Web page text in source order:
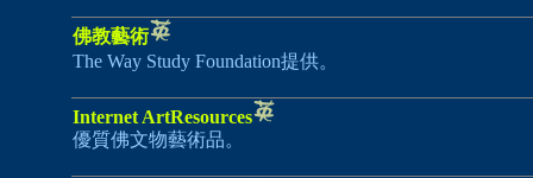
佛教藝術
The Way Study Foundation提供。
Internet ArtResources
優質佛文物藝術品。